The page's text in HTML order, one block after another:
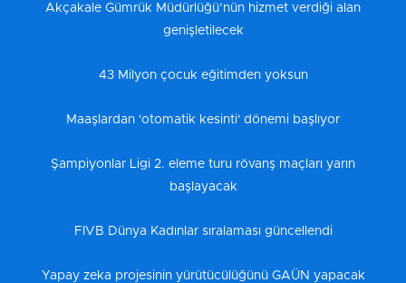
Akçakale Gümrük Müdürlüğü’nün hizmet verdiği alan
genişletilecek
43 Milyon çocuk eğitimden yoksun
Maaşlardan 'otomatik kesinti' dönemi başlıyor
Şampiyonlar Ligi 2. eleme turu rövanş maçları yarın
başlayacak
FIVB Dünya Kadınlar sıralaması güncellendi
Yapay zeka projesinin yürütücülüğünü GAÜN yapacak